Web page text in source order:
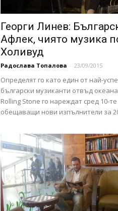
Георги Линев:
Афлек, чиято музика
Холивуд
Радослава Топалова - 23/09/2015
Определят го като един от най-
български музиканти отвъд
Rolling Stone го нареждат сред 10-
обещаващи нови изпълнители за